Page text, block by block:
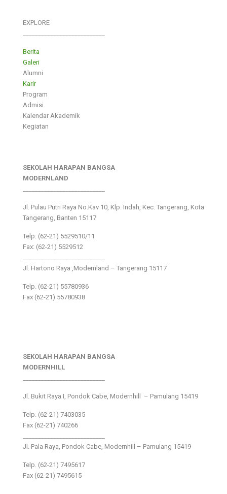
EXPLORE
Berita
Galeri
Alumni
Karir
Program
Admisi
Kalendar Akademik
Kegiatan
SEKOLAH HARAPAN BANGSA
MODERNLAND
Jl. Pulau Putri Raya No.Kav 10, Klp. Indah, Kec. Tangerang, Kota
Tangerang, Banten 15117
Telp: (62-21) 5529510/11
Fax: (62-21) 5529512
Jl. Hartono Raya ,Modernland – Tangerang 15117
Telp. (62-21) 55780936
Fax (62-21) 55780938
SEKOLAH HARAPAN BANGSA
MODERNHILL
Jl. Bukit Raya I, Pondok Cabe, Modernhill – Pamulang 15419
Telp. (62-21) 7403035
Fax (62-21) 740266
Jl. Pala Raya, Pondok Cabe, Modernhill – Pamulang 15419
Telp. (62-21) 7495617
Fax (62-21) 7495615